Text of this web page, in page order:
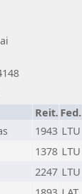
Reit. Fed.
1943 LTU
1378 LTU
2247 LTU